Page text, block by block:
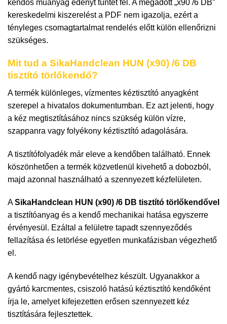
kendős műanyag edényt tüntet fel. A megadott „x90 /6 DB”
kereskedelmi kiszerelést a PDF nem igazolja, ezért a
tényleges csomagtartalmat rendelés előtt külön ellenőrizni
szükséges.
Mit tud a SikaHandclean HUN (x90) /6 DB
tisztító törlőkendő?
A termék különleges, vízmentes kéztisztító anyagként
szerepel a hivatalos dokumentumban. Ez azt jelenti, hogy
a kéz megtisztításához nincs szükség külön vízre,
szappanra vagy folyékony kéztisztító adagolására.
A tisztítófolyadék már eleve a kendőben található. Ennek
köszönhetően a termék közvetlenül kivehető a dobozból,
majd azonnal használható a szennyezett kézfelületen.
ASikaHandclean HUN (x90) /6 DB tisztító törlőkendővel
a tisztítóanyag és a kendő mechanikai hatása egyszerre
érvényesül. Ezáltal a felületre tapadt szennyeződés
fellazítása és letörlése egyetlen munkafázisban végezhető
el.
A kendő nagy igénybevételhez készült. Ugyanakkor a
gyártó karcmentes, csiszoló hatású kéztisztító kendőként
írja le, amelyet kifejezetten erősen szennyezett kéz
tisztítására fejlesztettek.